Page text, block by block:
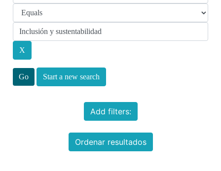
Start a new search
Add filters:
Ordenar resultados